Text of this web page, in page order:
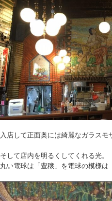
入店して正面奥には綺麗なガラスモ
そして店内を明るくしてくれる光。
丸い電球は「豊穣」を電球の模様は